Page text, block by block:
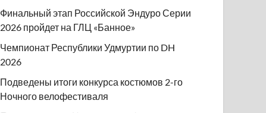
Финальный этап Российской Эндуро Серии
2026 пройдет на ГЛЦ «Банное»
Чемпионат Республики Удмуртии по DH
2026
Подведены итоги конкурса костюмов 2-го
Ночного велофестиваля